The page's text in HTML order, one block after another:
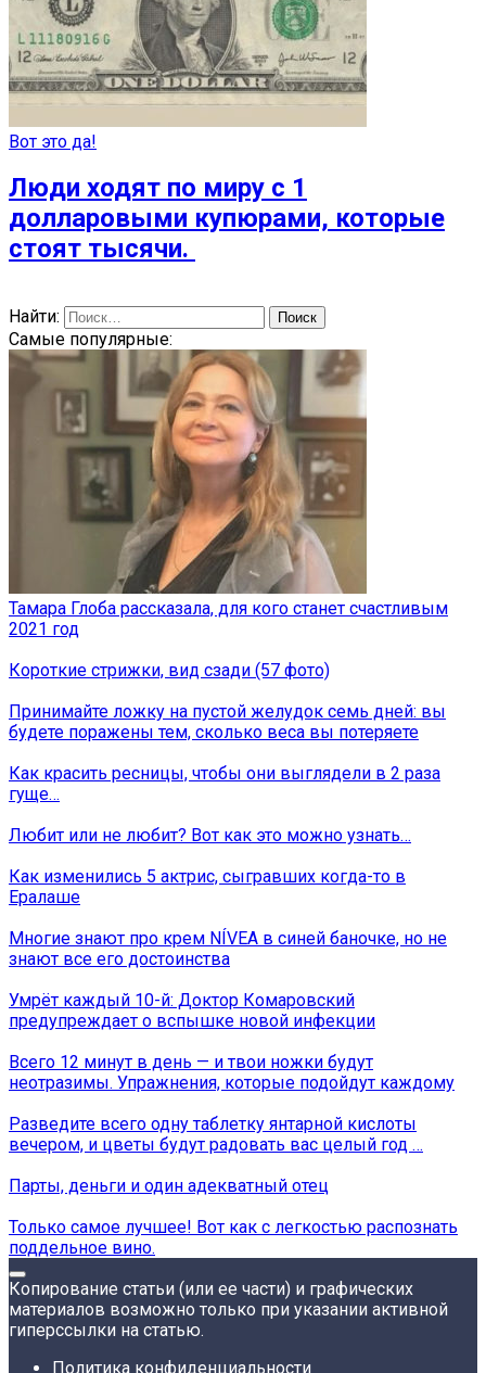
Вот это да!
Люди ходят по миру с 1
долларовыми купюрами, которые
стоят тысячи.
Найти:
Самые популярные:
Тамара Глоба рассказала, для кого станет счастливым
2021 год
Короткие стрижки, вид сзади (57 фото)
Принимайте ложку на пустой желудок семь дней: вы
будете поражены тем, сколько веса вы потеряете
Как красить ресницы, чтобы они выглядели в 2 раза
гуще…
Любит или не любит? Вот как это можно узнать…
Как изменились 5 актрис, сыгравших когда-то в
Ералаше
Многие знают про крем NÍVEA в синей баночке, но не
знают все его достоинства
Умрёт каждый 10-й: Доктор Комаровский
предупреждает о вспышке новой инфекции
Всего 12 минут в день — и твои ножки будут
неотразимы. Упражнения, которые подойдут каждому
Разведите всего одну таблетку янтарной кислоты
вечером, и цветы будут радовать вас целый год …
Парты, деньги и один адекватный отец
Только самое лучшее! Вот как с легкостью распознать
поддельное вино.
Копирование статьи (или ее части) и графических
материалов возможно только при указании активной
гиперссылки на статью.
Политика конфиденциальности